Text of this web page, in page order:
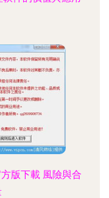
版下載 風險與合